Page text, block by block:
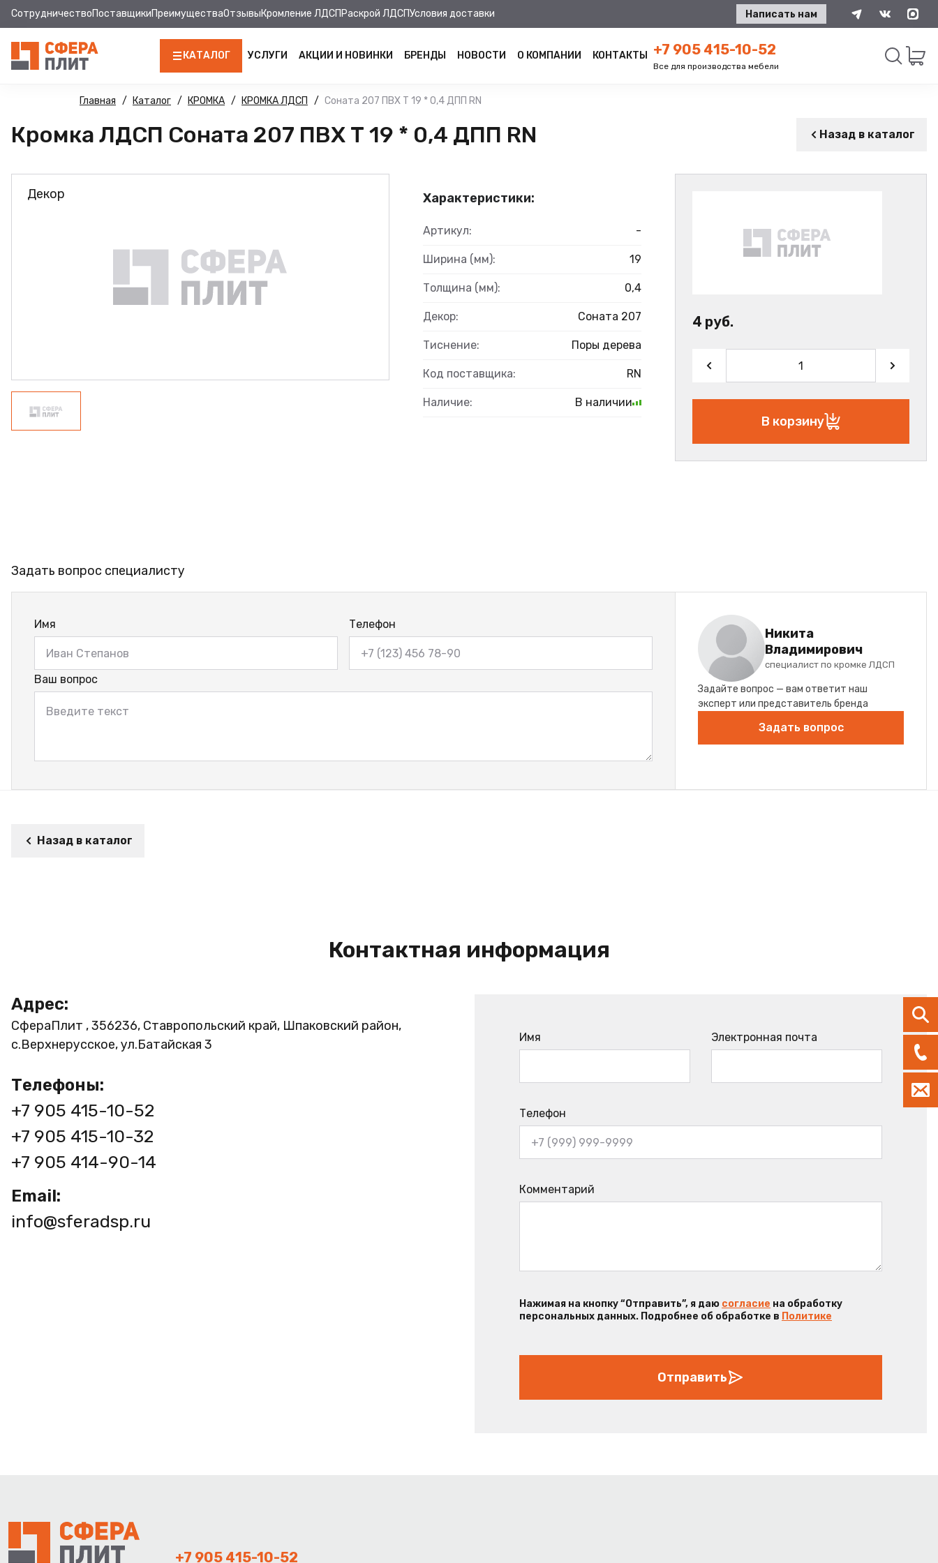
СотрудничествоПоставщикиПреимуществаОтзывыКромление ЛДСП Раскрой ЛДСПУсловия доставки Написать нам
КАТАЛОГ
ЛДСП
КРОМКА
ХДФ
ДВПО
УСЛУГИ АКЦИИ И НОВИНКИ БРЕНДЫ НОВОСТИ О КОМПАНИИ КОНТАКТЫ +7 905 415-10-52
Все для производства мебели
Главная Каталог КРОМКА КРОМКА ЛДСП Соната 207 ПВХ Т 19 * 0,4 ДПП RN
Кромка ЛДСП Соната 207 ПВХ Т 19 * 0,4 ДПП RN Назад в каталог
Декор Характеристики:
Артикул: -
Ширина (мм): 19
Толщина (мм): 0,4
Декор: Соната 207
Тиснение: Поры дерева
Код поставщика: RN
Наличие: В наличии
4 руб.
В корзину
Задать вопрос специалисту
Имя Телефон
Ваш вопрос
Никита
Владимирович
специалист по кромке ЛДСП
Задайте вопрос — вам ответит наш
эксперт или представитель бренда
Задать вопрос
Назад в каталог
Контактная информация
Адрес:
СфераПлит , 356236, Ставропольский край, Шпаковский район,
с.Верхнерусское, ул.Батайская 3
Телефоны:
+7 905 415-10-52
+7 905 415-10-32
+7 905 414-90-14
Email:
info@sferadsp.ru
Имя Электронная почта
Телефон
Комментарий
Нажимая на кнопку “Отправить”, я даю согласие на обработку
персональных данных. Подробнее об обработке в Политике
Отправить
+7 905 415-10-52